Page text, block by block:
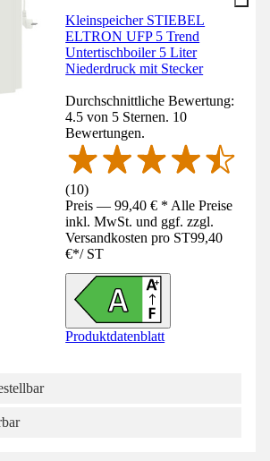
Kleinspeicher STIEBEL
ELTRON UFP 5 Trend
Untertischboiler 5 Liter
Niederdruck mit Stecker
Durchschnittliche Bewertung:
4.5 von 5 Sternen. 10
Bewertungen.
(10)
Preis — 99,40 € * Alle Preise
inkl. MwSt. und ggf. zzgl.
Versandkosten pro ST99,40
€*/ ST
Produktdatenblatt